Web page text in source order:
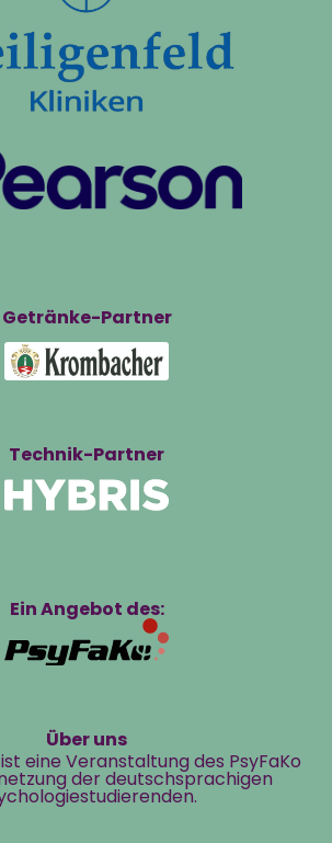
Getränke-Partner
Technik-Partner
Ein Angebot des:
Über uns
eine Veranstaltung des PsyFaKo
der deutschsprachigen